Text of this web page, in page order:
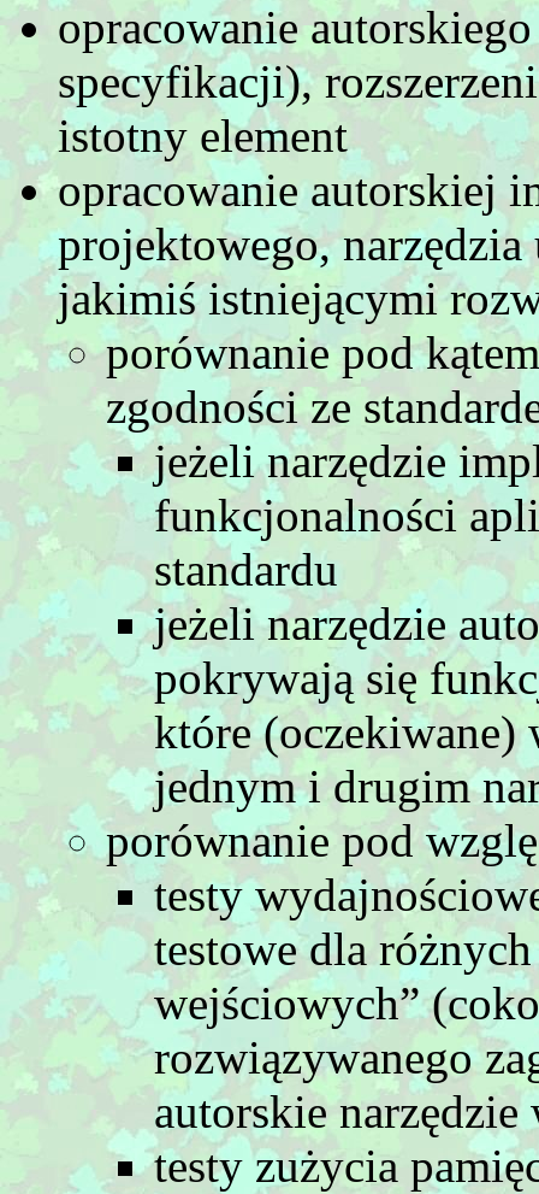
opracowanie
specyfikacji),
istotny element
opracowanie autorskiej
projektowego,
jakimiś istniejącymi
porównanie pod
zgodności ze
jeżeli narzędzie
funkcjonalności
standardu
jeżeli narzędzie
pokrywają się
które (oczekiwane)
jednym i drugim
porównanie pod
testy
testowe dla
wejściowych”
rozwiązywanego
autorskie
testy zużycia